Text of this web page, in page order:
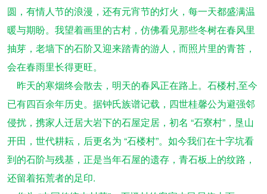
圆，有情人节的浪漫，还有元宵节的灯火，每一天都盛满温
暖与期盼。我望着画里的古村，仿佛看见那些冬树在春风里
抽芽，老墙下的石阶又迎来踏青的游人，而照片里的青苔，
会在春雨里长得更旺。
昨天的寒烟终会散去，明天的春风正在路上。石楼村,至今
已有四百余年历史。据钟氏族谱记载，四世桂馨公为避强邻
侵扰，携家人迁居大岩下的石屋定居，初名 “石寮村”，垦山
开田，世代耕耘，后更名为 “石楼村”。如今我们在十字坑看
到的石阶与残基，正是当年石屋的遗存，青石板上的纹路，
还留着拓荒者的足印.